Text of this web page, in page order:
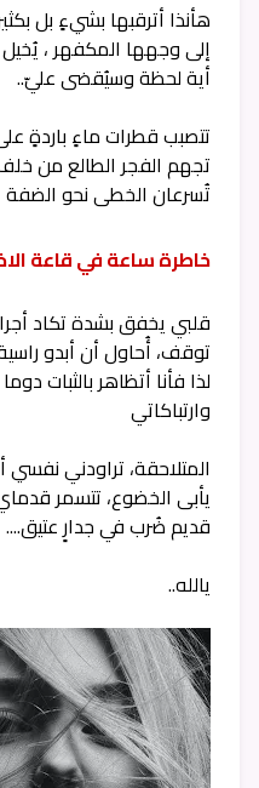
هأنذا أترقبها بشيءٍ بل
إلى وجهها المكفهر ،
أية لحظة وسيُقضى عليّ..
تتصبب قطرات ماءٍ باردةٍ
تجهم الفجر الطالع من
تُسرعان الخطى نحو الضفة
خاطرة ساعة في قاعة
قلبي يخفق بشدة تكاد
توقف، أُحاول أن أبدو
لذا فأنا أتظاهر بالثبات
وارتباكاتي
المتلاحقة، تراودني نفسي
يأبى الخضوع، تتسمر
قديم ضُرب في جدارٍ عتيق....
يالله..